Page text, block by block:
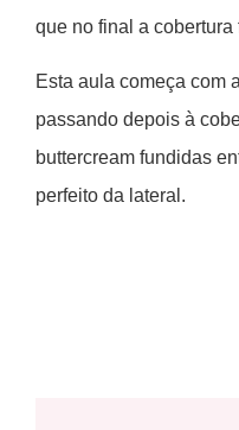
que no final a cobertura
Esta aula começa com
passando depois à
buttercream fundidas
perfeito da lateral.